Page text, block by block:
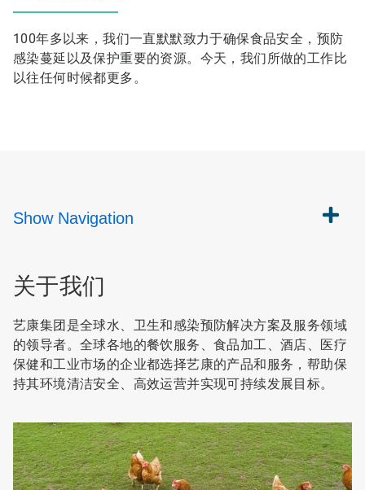
100年多以来，我们一直默默致力于确保食品安全，预防
感染蔓延以及保护重要的资源。今天，我们所做的工作比
以往任何时候都更多。
Show Navigation
关于我们
艺康集团是全球水、卫生和感染预防解决方案及服务领域
的领导者。全球各地的餐饮服务、食品加工、酒店、医疗
保健和工业市场的企业都选择艺康的产品和服务，帮助保
持其环境清洁安全、高效运营并实现可持续发展目标。
ArticleTile